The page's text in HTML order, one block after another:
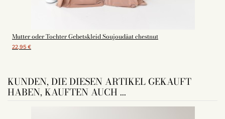
Mutter oder Tochter Gebetskleid Soujoudâat chestnut
22,95 €
KUNDEN, DIE DIESEN ARTIKEL GEKAUFT
HABEN, KAUFTEN AUCH ...